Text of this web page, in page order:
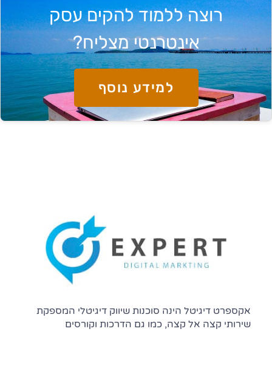
רוצה ללמוד להקים עסק
אינטרנטי מצליח?
למידע נוסף
אקספרט דיגיטל הינה סוכנות שיווק דיגיטלי המספקת
שירותי קצה אל קצה, כמו גם הדרכות וקורסים